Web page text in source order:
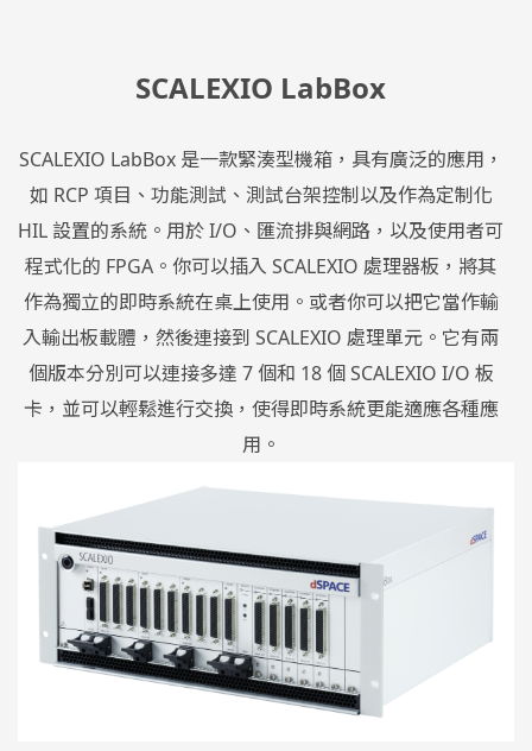
SCALEXIO LabBox
SCALEXIO LabBox 是一款緊湊型機箱，具有廣泛的應用，
如 RCP 項目、功能測試、測試台架控制以及作為定制化
HIL 設置的系統。用於 I/O、匯流排與網路，以及使用者可
程式化的 FPGA。你可以插入 SCALEXIO 處理器板，將其
作為獨立的即時系統在桌上使用。或者你可以把它當作輸
入輸出板載體，然後連接到 SCALEXIO 處理單元。它有兩
個版本分別可以連接多達 7 個和 18 個 SCALEXIO I/O 板
卡，並可以輕鬆進行交換，使得即時系統更能適應各種應
用。